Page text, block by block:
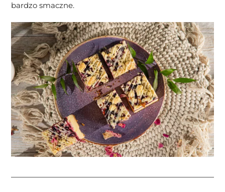
bardzo smaczne.